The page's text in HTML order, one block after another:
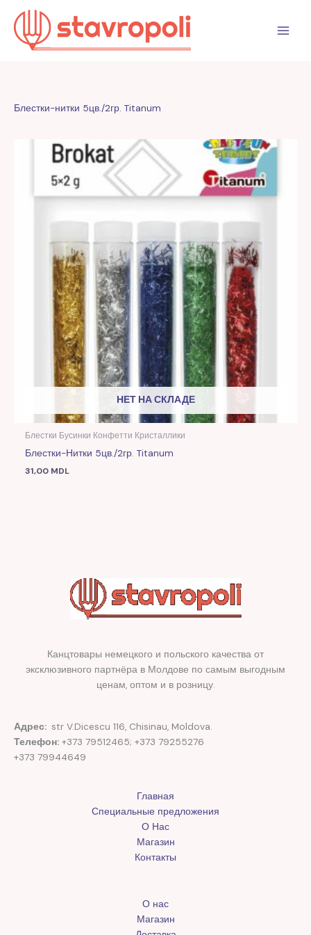
Перейти
содержимому
Блестки-нитки 5цв./2гр. Titanum
НЕТ НА СКЛАДЕ
Блестки Бусинки Конфетти Кристаллики
Блестки-Нитки 5цв./2гр. Titanum
31,00 MDL
Канцтовары немецкого и польского качества от
эксклюзивного партнёра в Молдове по самым выгодным
ценам, оптом и в розницу.
Адрес: str V.Dicescu 116, Chisinau, Moldova.
Телефон: +373 79512465; +373 79255276
+373 79944649
Главная
Специальные предложения
О Нас
Магазин
Контакты
О нас
Магазин